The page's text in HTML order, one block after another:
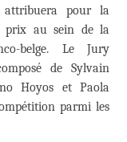
pour la
prix au sein de la
belge. Le Jury
de Sylvain
Hoyos et Paola
parmi les